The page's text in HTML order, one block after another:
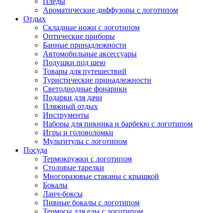
Ароматические диффузоры с логотипом
Отдых
Складные ножи с логотипом
Оптические приборы
Банные принадлежности
Автомобильные аксессуары
Подушки под шею
Товары для путешествий
Туристические принадлежности
Светодиодные фонарики
Подарки для дачи
Пляжный отдых
Инструменты
Наборы для пикника и барбекю с логотипом
Игры и головоломки
Мультитулы с логотипом
Посуда
Термокружки с логотипом
Столовые тарелки
Многоразовые стаканы с крышкой
Бокалы
Ланч-боксы
Пивные бокалы с логотипом
Термосы для еды с логотипом